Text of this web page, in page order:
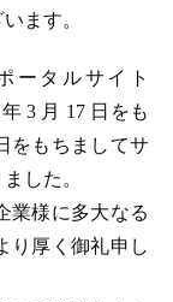
ます。
ータルサイト
3 月 17 日をも
をもちましてサ
した。
業様に多大なる
り厚く御礼申し